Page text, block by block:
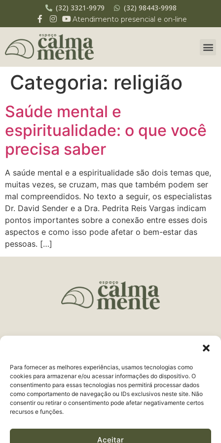
Para fornecer as melhores experiências, usamos tecnologias como
cookies para armazenar e/ou acessar informações do dispositivo. O
consentimento para essas tecnologias nos permitirá processar dados
como comportamento de navegação ou IDs exclusivos neste site. Não
consentir ou retirar o consentimento pode afetar negativamente certos
recursos e funções.
Aceitar
(32) 3321-9979 (32) 98443-9998
Atendimento presencial e on-line
Categoria: religião
Saúde mental e
espiritualidade: o que você
precisa saber
A saúde mental e a espiritualidade são dois temas que,
muitas vezes, se cruzam, mas que também podem ser
mal compreendidos. No texto a seguir, os especialistas
Dr. David Sender e a Dra. Pedrita Reis Vargas indicam
pontos importantes sobre a conexão entre esses dois
aspectos e como isso pode afetar o bem-estar das
pessoas. […]
Telefone:(32) 3321-9979
WhatsApp:(32) 98443-9998